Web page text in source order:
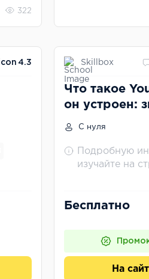
322
4.3 Skillbox
Что такое
он устроен:
С нуля
Подробную
изучайте на
Бесплатно
На